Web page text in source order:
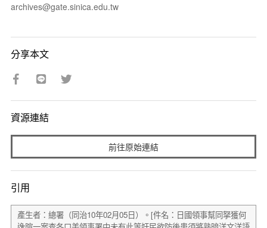
archives@gate.sinica.edu.tw
分享本文
資源連結
前往原始連結
引用